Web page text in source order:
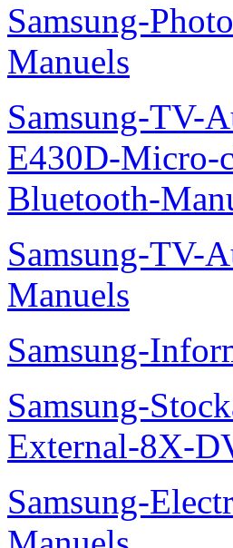
Samsung-
Manuels
Samsung-TV-
E430D-Micro-
Bluetooth-
Samsung-TV-
Manuels
Samsung-
Samsung-
External-8X-
Samsung-